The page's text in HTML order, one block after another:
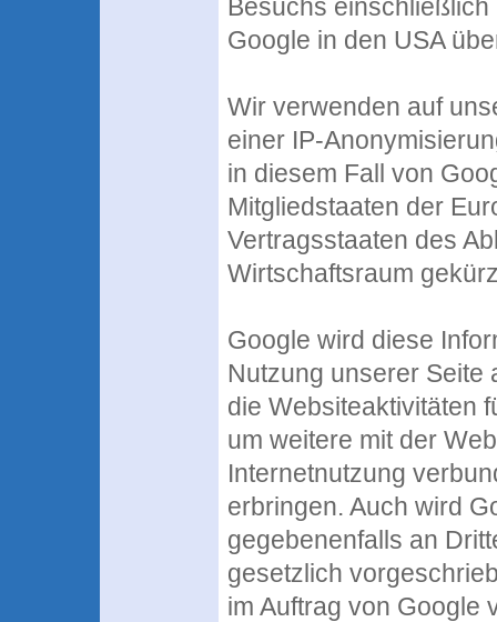
Besuchs
Google in den USA
Wir verwenden auf
einer IP-
in diesem Fall von
Mitgliedstaaten der
Vertragsstaaten des
Wirtschaftsraum
Google wird diese
Nutzung unserer Seite
die Websiteaktivitäten
um weitere mit der
Internetnutzung
erbringen. Auch wird
gegebenenfalls an
gesetzlich
im Auftrag von Google